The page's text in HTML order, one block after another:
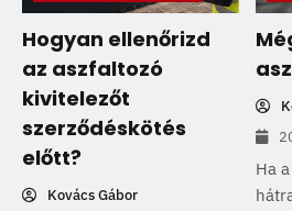
Hogyan ellenőrizd
az aszfaltozó
kivitelezőt
szerződéskötés
előtt?
Kovács Gábor
Ha